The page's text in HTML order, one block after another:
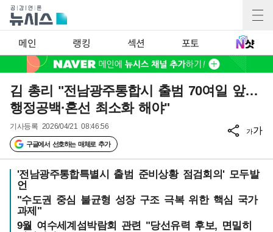
메인 랭킹 섹션 포토
김 총리 "전남광주통합시 출범 70여일 앞…
행정공백·혼선 최소화 해야"
기사등록 2026/04/21 08:46:56
구글에서 선호하는 매체로 추가
가가
'전남광주통합특별시 출범 준비상황 점검회의' 모두발
언
"수도권 중심 불균형 성장 구조 극복 위한 핵심 국가
과제"
9월 여수세계섬박람회 관련 "당선유력 후보, 면밀히